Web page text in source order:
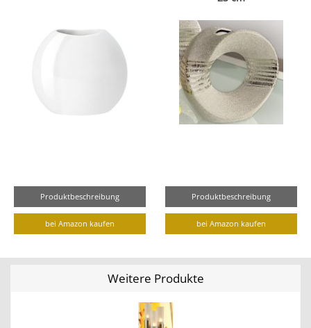
Produktbeschreibung
bei Amazon kaufen
Produktbeschreibung
bei Amazon kaufen
Weitere Produkte